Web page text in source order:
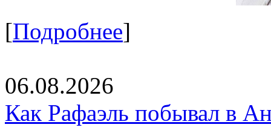
[Подробнее]
06.08.2026
Как Рафаэль побывал в